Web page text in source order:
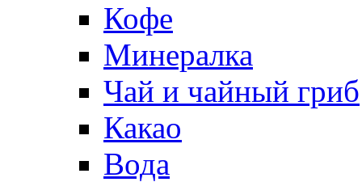
Кофе
Минералка
Чай и чайный гриб
Какао
Вода